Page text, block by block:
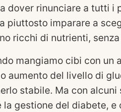
dover rinunciare a tutti i
piuttosto imparare a
ricchi di nutrienti,
mangiamo cibi con
aumento del livello di
stabile. Ma con
gestione del diabete,